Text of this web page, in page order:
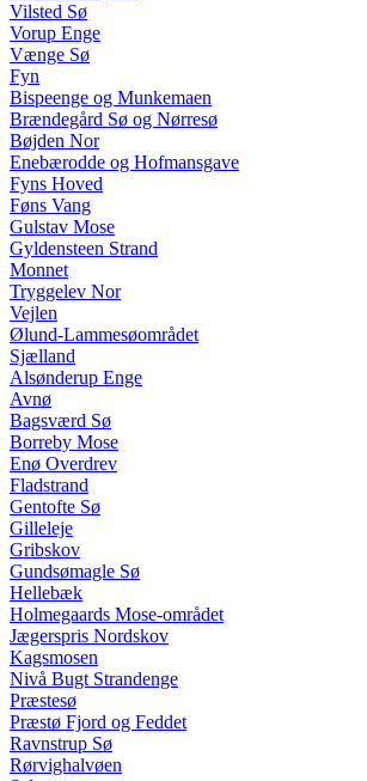
Vilsted Sø
Vorup Enge
Vænge Sø
Fyn
Bispeenge og Munkemaen
Brændegård Sø og Nørresø
Bøjden Nor
Enebærodde og Hofmansgave
Fyns Hoved
Føns Vang
Gulstav Mose
Gyldensteen Strand
Monnet
Tryggelev Nor
Vejlen
Ølund-Lammesøområdet
Sjælland
Alsønderup Enge
Avnø
Bagsværd Sø
Borreby Mose
Enø Overdrev
Fladstrand
Gentofte Sø
Gilleleje
Gribskov
Gundsømagle Sø
Hellebæk
Holmegaards Mose-området
Jægerspris Nordskov
Kagsmosen
Nivå Bugt Strandenge
Præstesø
Præstø Fjord og Feddet
Ravnstrup Sø
Rørvighalvøen